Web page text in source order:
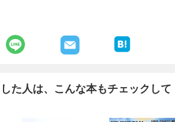
を表示する
ン2025年2月号
た人は、こんな本もチェックして